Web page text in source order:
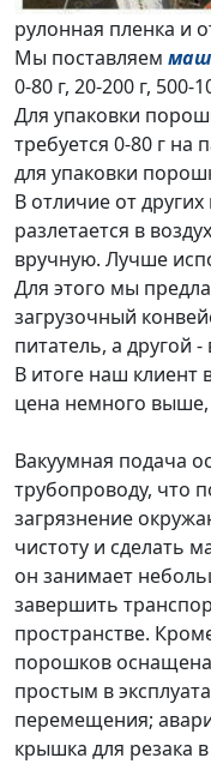
рулонная пленка и
Мы поставляем
0-80 г, 20-200 г, 500-
Для упаковки
требуется 0-80 г
для упаковки
В отличие от
разлетается в
вручную. Лучше
Для этого мы
загрузочный
питатель, а другой
В итоге наш клиент
цена немного
Вакуумная подача
трубопроводу, что
загрязнение
чистоту и сделать
он занимает
завершить
пространстве.
порошков
простым в
перемещения;
крышка для резака